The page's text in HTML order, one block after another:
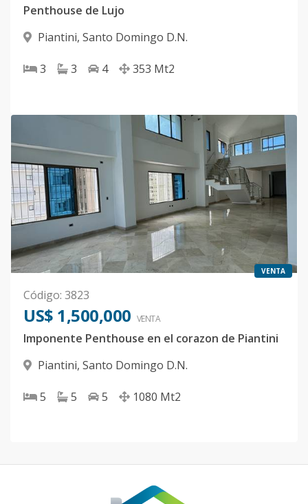
Penthouse de Lujo
Piantini, Santo Domingo D.N.
3 3 4 353 Mt2
VENTA
Código: 3823
US$ 1,500,000 VENTA
Imponente Penthouse en el corazon de Piantini
Piantini, Santo Domingo D.N.
5 5 5 1080 Mt2